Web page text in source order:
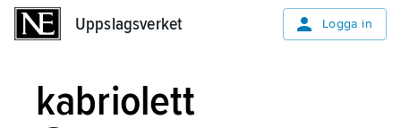
Uppslagsverket Logga in
kabriolett